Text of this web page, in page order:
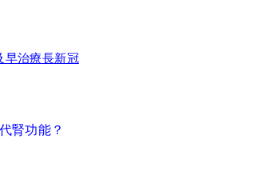
早治療長新冠
腎功能？